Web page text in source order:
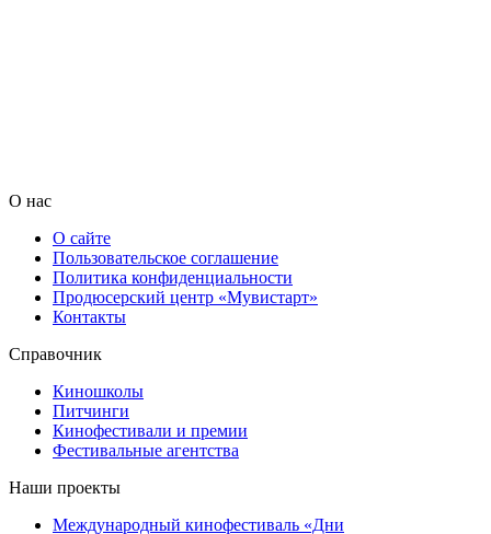
О нас
О сайте
Пользовательское соглашение
Политика конфиденциальности
Продюсерский центр «Мувистарт»
Контакты
Справочник
Киношколы
Питчинги
Кинофестивали и премии
Фестивальные агентства
Наши проекты
Международный кинофестиваль «Дни